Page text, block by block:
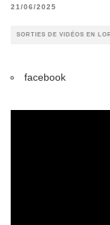
21/06/2025
SORTIES DE VIDÉOS EN
facebook